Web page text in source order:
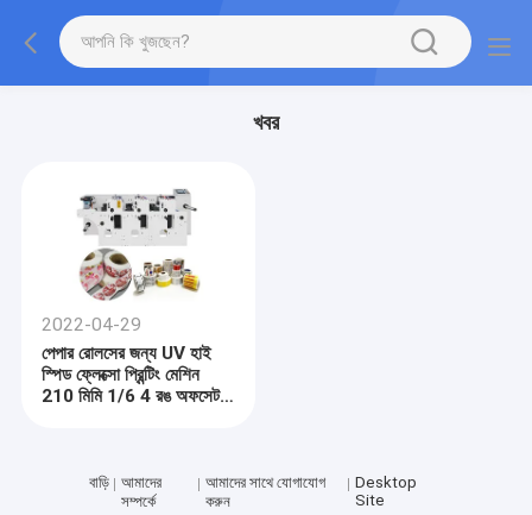
খবর
2022-04-29
পেপার রোলসের জন্য UV হাই
স্পিড ফ্লেক্সো প্রিন্টিং মেশিন
210 মিমি 1/6 4 রঙ অফসেট
বাড়ি
আমাদের
সম্পর্কে
আমাদের সাথে যোগাযোগ
করুন
Desktop
Site